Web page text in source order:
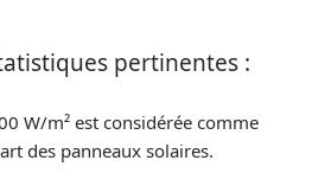
pertinentes :
W/m² est considérée comme
des panneaux solaires.